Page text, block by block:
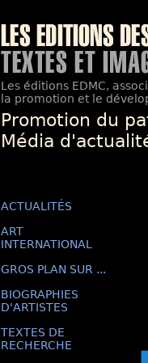
Les éditions EDMC,
la promotion et le
Promotion du
Média
ACTUALITÉS
ART
INTERNATIONAL
GROS PLAN SUR ...
BIOGRAPHIES
D'ARTISTES
TEXTES DE
RECHERCHE